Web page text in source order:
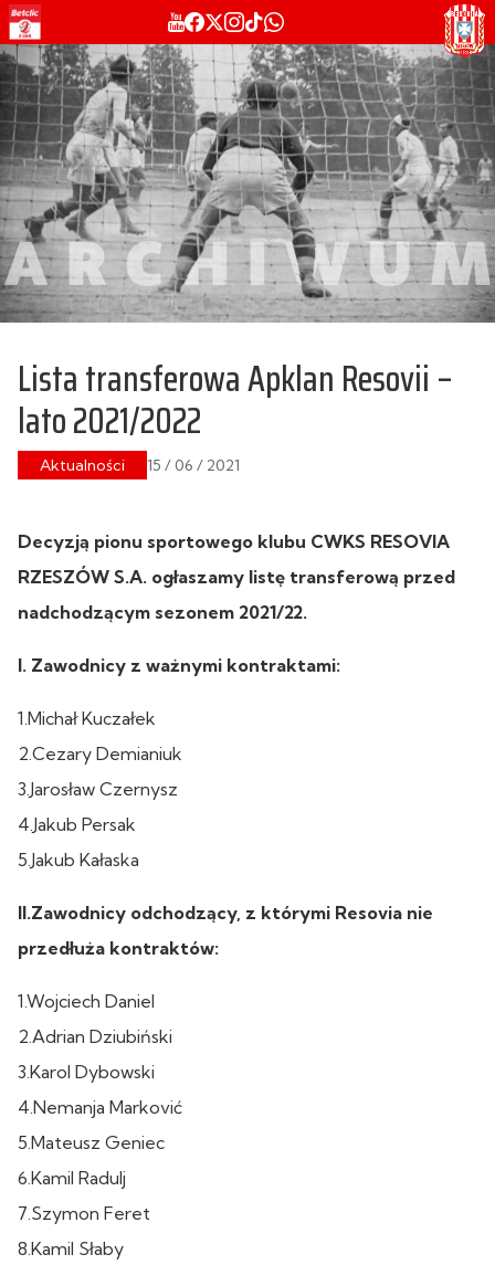
Lista transferowa Apklan Resovii –
lato 2021/2022
Aktualności 15 / 06 / 2021
Decyzją pionu sportowego klubu CWKS RESOVIA
RZESZÓW S.A. ogłaszamy listę transferową przed
nadchodzącym sezonem 2021/22.
I. Zawodnicy z ważnymi kontraktami:
1.Michał Kuczałek
2.Cezary Demianiuk
3.Jarosław Czernysz
4.Jakub Persak
5.Jakub Kałaska
II.Zawodnicy odchodzący, z którymi Resovia nie
przedłuża kontraktów:
1.Wojciech Daniel
2.Adrian Dziubiński
3.Karol Dybowski
4.Nemanja Marković
5.Mateusz Geniec
6.Kamil Radulj
7.Szymon Feret
8.Kamil Słaby